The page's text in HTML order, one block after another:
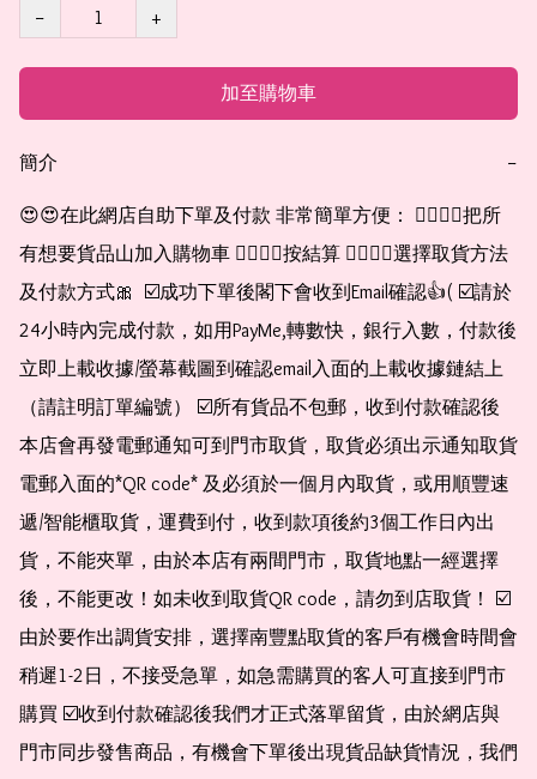
−
+
加至購物車
簡介 −
😍😍在此網店自助下單及付款 非常簡單方便： 👉🏻👉🏻把所
有想要貨品山加入購物車 👉🏻👉🏻按結算 👉🏻👉🏻選擇取貨方法
及付款方式🎀  ☑️成功下單後閣下會收到Email確認👍( ☑️請於
24小時內完成付款，如用PayMe,轉數快，銀行入數，付款後
立即上載收據/螢幕截圖到確認email入面的上載收據鏈結上
（請註明訂單編號） ☑️所有貨品不包郵，收到付款確認後
本店會再發電郵通知可到門市取貨，取貨必須出示通知取貨
電郵入面的*QR code* 及必須於一個月內取貨，或用順豐速
遞/智能櫃取貨，運費到付，收到款項後約3個工作日內出
貨，不能夾單，由於本店有兩間門市，取貨地點一經選擇
後，不能更改！如未收到取貨QR code，請勿到店取貨！ ☑️
由於要作出調貨安排，選擇南豐點取貨的客戶有機會時間會
稍遲1-2日，不接受急單，如急需購買的客人可直接到門市
購買 ☑️收到付款確認後我們才正式落單留貨，由於網店與
門市同步發售商品，有機會下單後出現貨品缺貨情況，我們